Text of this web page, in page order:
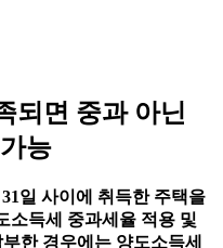
되면 중과 아닌
능
일 사이에 취득한 주택을
소득세 중과세율 적용 및
한 경우에는 양도소득세